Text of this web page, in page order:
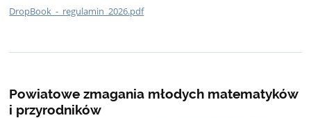
DropBook_-_regulamin_2026.pdf
Powiatowe zmagania młodych matematyków
i przyrodników